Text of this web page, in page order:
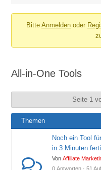
Bitte Anmelden oder
All-in-One Tools
Seite 1
Themen
Noch ein Tool
in 3 Minuten
VonAffiliate
0 Antworten · 51